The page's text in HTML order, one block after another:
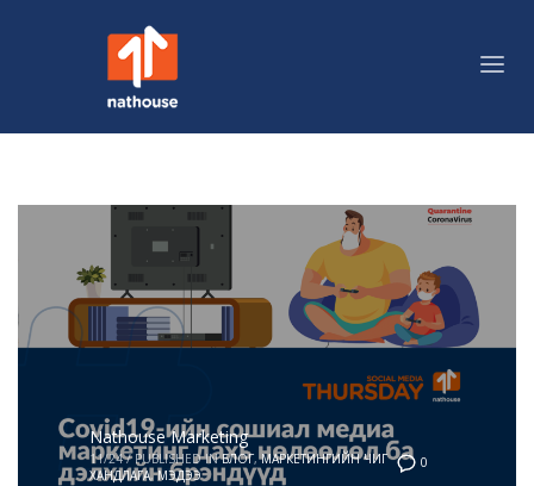
0
Nathouse Marketing
11/24 / PUBLISHED IN БЛОГ,МАРКЕТИНГИЙН ЧИГ
ХАНДЛАГА,МЭДЭЭ